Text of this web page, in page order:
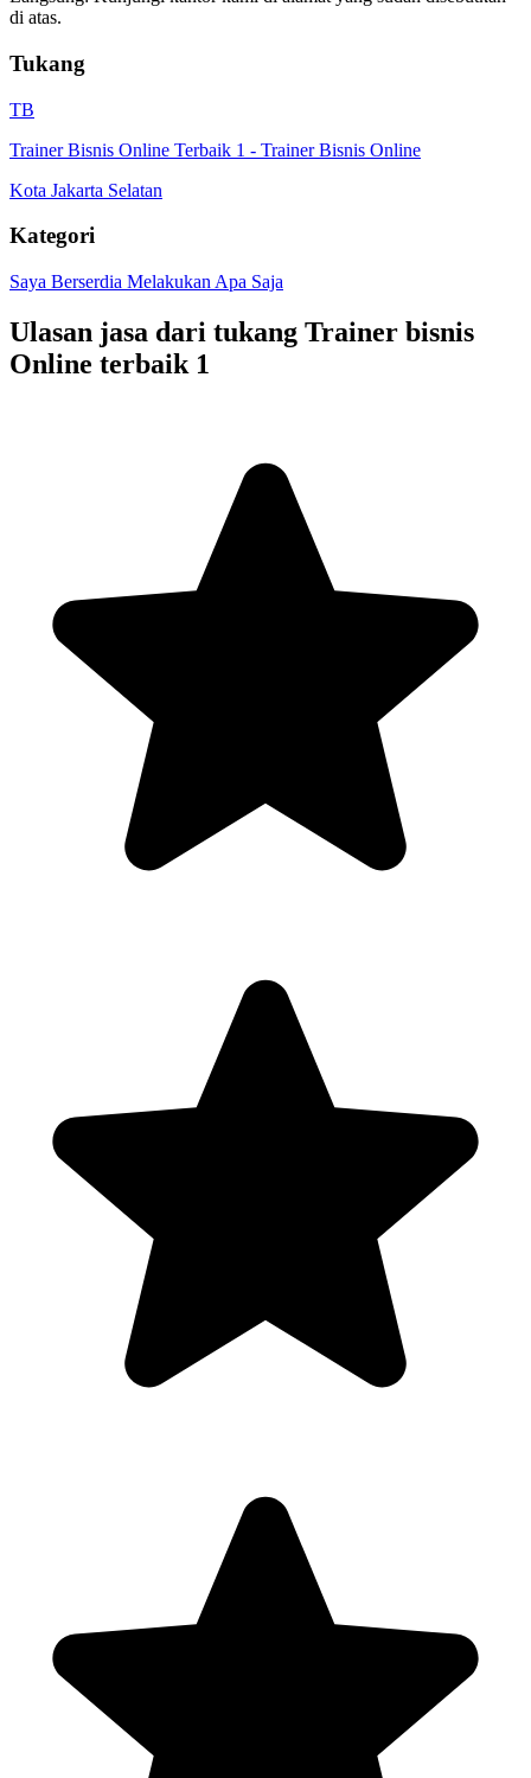
di atas.
Tukang
TB
Trainer Bisnis Online Terbaik 1 - Trainer Bisnis Online
Kota Jakarta Selatan
Kategori
Saya Berserdia Melakukan Apa Saja
Ulasan jasa dari tukang Trainer bisnis
Online terbaik 1